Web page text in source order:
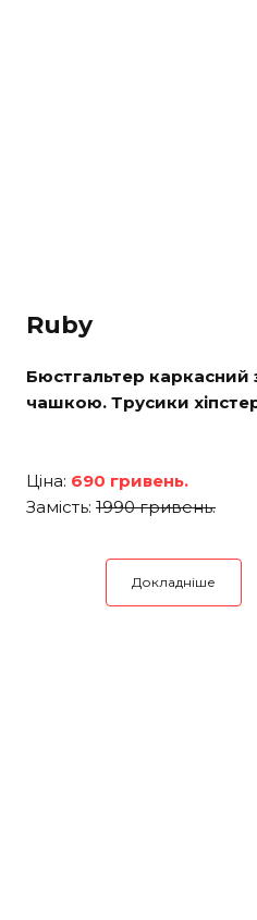
Ruby
Бюстгальтер каркасний
чашкою. Трусики
Ціна: 690 гривень.
Замість: 1990 гривень.
Докладніше